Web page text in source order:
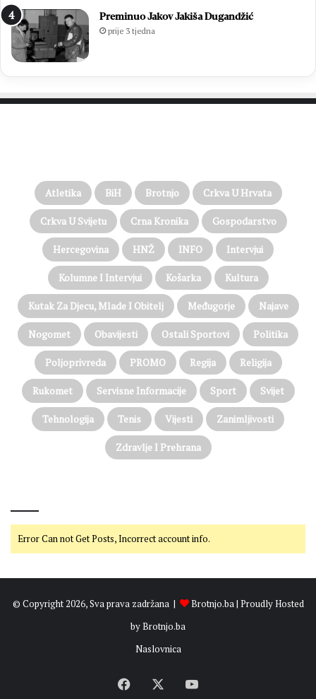
Preminuo Jakov Jakiša Dugandžić
prije 3 tjedna
Atletika BiH Brotnjo Crkva U Hrvata
Crkva U Svijetu Crna Kronika Gospodarstvo
Hercegovina HNŽ INFO Intervjui
Kolumne I Intervjui Košarka Kultura
Kutak Za Djecu, Mlade I Obitelj Međugorje Najave
Nogomet Obavijesti Ostali Sportovi Politika
Poljoprivreda PROMO Regija Religija
Rukomet Servisne Informacije Sport Svijet
Tehnologija Tenis Vijesti Zanimljivosti
Zdravlje I Prehrana
Error Can not Get Posts, Incorrect account info.
© Copyright 2026, Sva prava zadržana | Brotnjo.ba| Proudly Hosted
byBrotnjo.ba
Naslovnica
Facebook YouTube